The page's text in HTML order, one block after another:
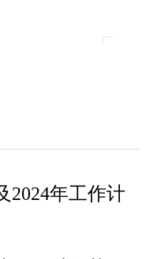
2024年工作计